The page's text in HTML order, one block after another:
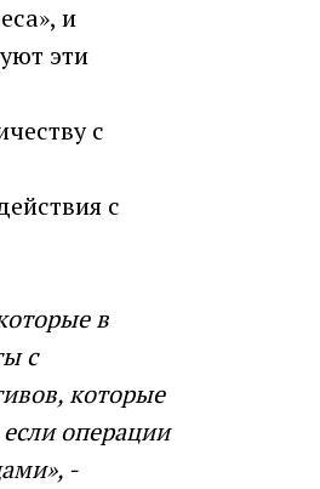
и
эти
с
с
в
с
которые
операции
-